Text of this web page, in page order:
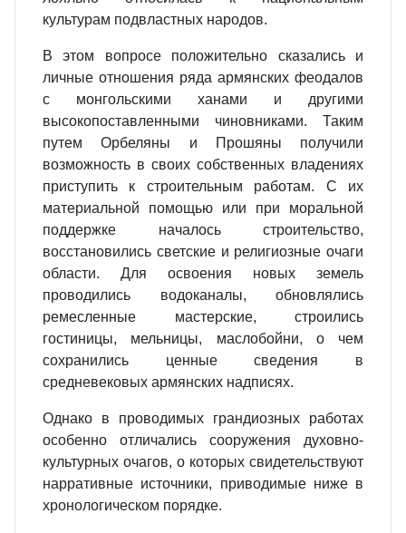
культурам подвластных народов.
В этом вопросе положительно сказались и
личные отношения ряда армянских феодалов
с монгольскими ханами и другими
высокопоставленными чиновниками. Таким
путем Орбеляны и Прошяны получили
возможность в своих собственных владениях
приступить к строительным работам. С их
материальной помощью или при моральной
поддержке началось строительство,
восстановились светские и религиозные очаги
области. Для освоения новых земель
проводились водоканалы, обновлялись
ремесленные мастерские, строились
гостиницы, мельницы, маслобойни, о чем
сохранились ценные сведения в
средневековых армянских надписях.
Однако в проводимых грандиозных работах
особенно отличались сооружения духовно-
культурных очагов, о которых свидетельствуют
нарративные источники, приводимые ниже в
хронологическом порядке.